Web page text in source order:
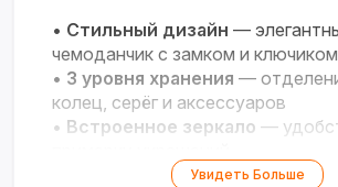
• Стильный дизайн —
чемоданчик с замком и ключиком
• 3 уровня хранения —
колец, серёг и аксессуаров
• Встроенное зеркало —
Качественные материалы —
Увидеть Больше